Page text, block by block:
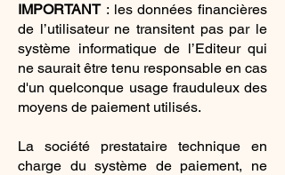
IMPORTANT : les données financières
de l’utilisateur ne transitent pas par le
système informatique de l’Editeur qui
ne saurait être tenu responsable en cas
d'un quelconque usage frauduleux des
moyens de paiement utilisés.
La société prestataire technique en
charge du système de paiement, ne